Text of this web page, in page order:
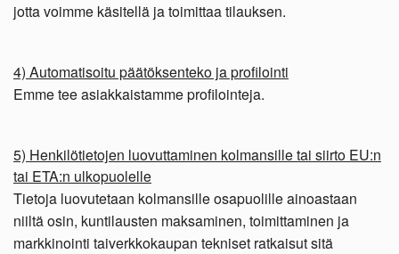
jotta voimme käsitellä ja toimittaa tilauksen.
4) Automatisoitu päätöksenteko ja profilointi
Emme tee asiakkaistamme profilointeja.
5) Henkilötietojen luovuttaminen kolmansille tai siirto EU:n
tai ETA:n ulkopuolelle
Tietoja luovutetaan kolmansille osapuolille ainoastaan
niiltä osin, kuntilausten maksaminen, toimittaminen ja
markkinointi taiverkkokaupan tekniset ratkaisut sitä